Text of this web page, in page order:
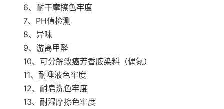
6、耐干摩擦色牢度
7、PH值检测
8、异味
9、游离甲醛
10、可分解致癌芳香胺染料（偶氮）
11、耐唾液色牢度
12、耐皂洗色牢度
13、耐湿摩擦色牢度